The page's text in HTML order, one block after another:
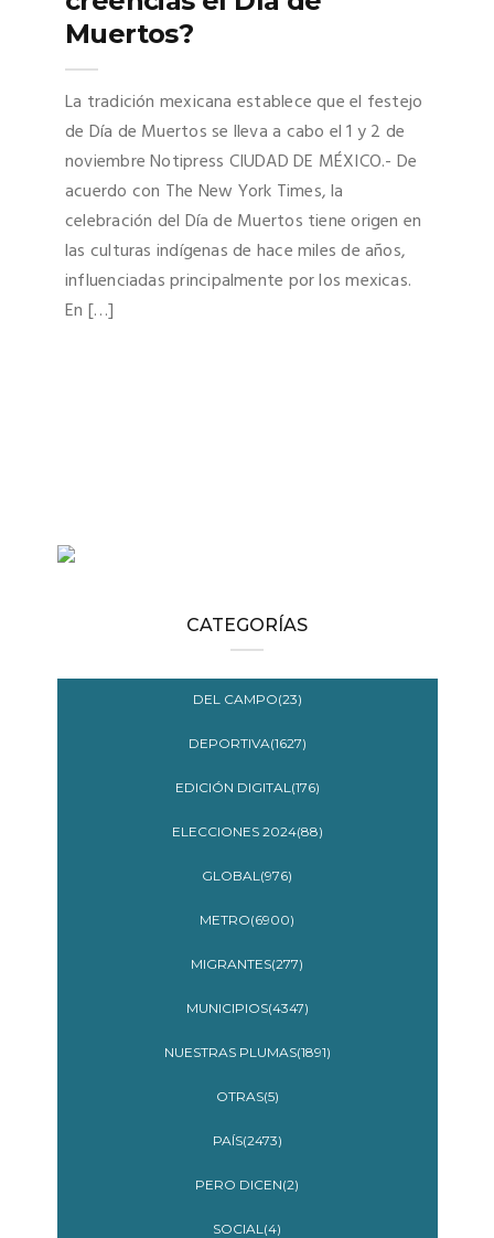
Muertos?
La tradición mexicana establece que el festejo
de Día de Muertos se lleva a cabo el 1 y 2 de
noviembre Notipress CIUDAD DE MÉXICO.- De
acuerdo con The New York Times, la
celebración del Día de Muertos tiene origen en
las culturas indígenas de hace miles de años,
influenciadas principalmente por los mexicas.
En […]
CATEGORÍAS
DEL CAMPO(23)
DEPORTIVA(1627)
EDICIÓN DIGITAL(176)
ELECCIONES 2024(88)
GLOBAL(976)
METRO(6900)
MIGRANTES(277)
MUNICIPIOS(4347)
NUESTRAS PLUMAS(1891)
OTRAS(5)
PAÍS(2473)
PERO DICEN(2)
SOCIAL(4)